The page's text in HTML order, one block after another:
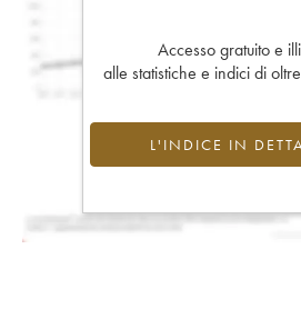
Accesso gratuito e
alle statistiche e indici di
L'INDICE IN